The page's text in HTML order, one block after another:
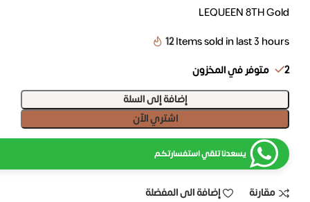
LEQUEEN 8TH Gold
12Items sold in last 3 hours
2 متوفر في المخزون
إضافة إلى السلة
اشتري الآن
يسعدنا تلقي استفسارتكم
مقارنة إضافة الى المفضلة